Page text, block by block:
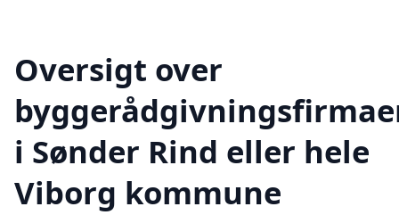
Oversigt over
i Sønder Rind eller hele
Viborg kommune